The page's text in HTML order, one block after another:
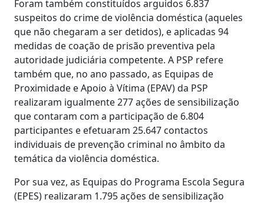
Foram também constituídos arguidos 6.837
suspeitos do crime de violência doméstica (aqueles
que não chegaram a ser detidos), e aplicadas 94
medidas de coação de prisão preventiva pela
autoridade judiciária competente. A PSP refere
também que, no ano passado, as Equipas de
Proximidade e Apoio à Vítima (EPAV) da PSP
realizaram igualmente 277 ações de sensibilização
que contaram com a participação de 6.804
participantes e efetuaram 25.647 contactos
individuais de prevenção criminal no âmbito da
temática da violência doméstica.
Por sua vez, as Equipas do Programa Escola Segura
(EPES) realizaram 1.795 ações de sensibilização